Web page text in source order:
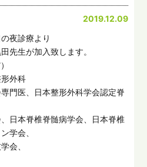
2019.12.09
夜診療より
先生が加入致します。
外科
門医、日本整形外科学会認定脊
日本脊椎脊髄病学会、日本脊椎
学会、
会、